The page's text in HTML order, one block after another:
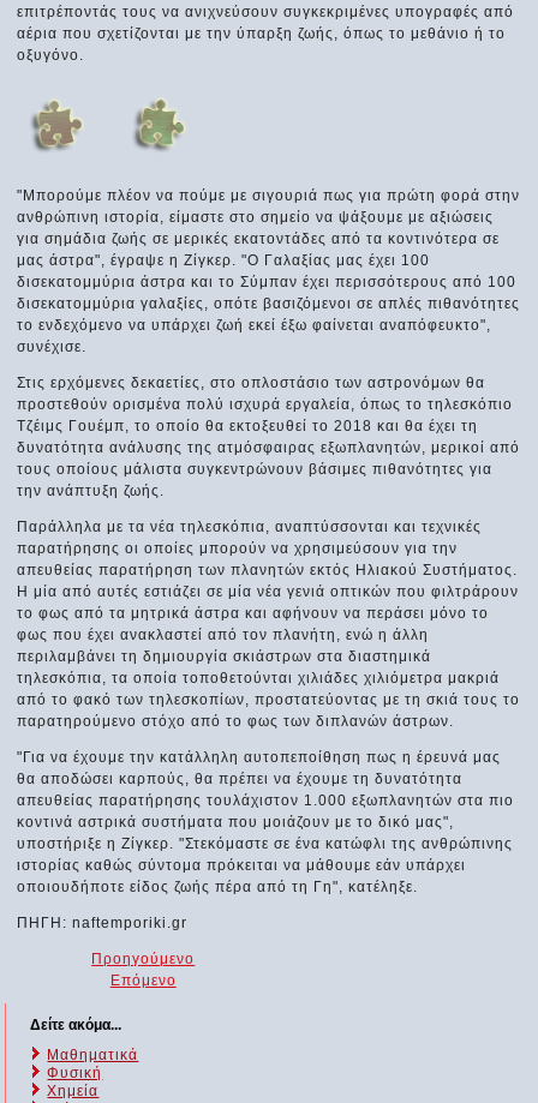
επιτρέποντάς τους να ανιχνεύσουν συγκεκριμένες υπογραφές από
αέρια που σχετίζονται με την ύπαρξη ζωής, όπως το μεθάνιο ή το
οξυγόνο.
"Μπορούμε πλέον να πούμε με σιγουριά πως για πρώτη φορά στην
ανθρώπινη ιστορία, είμαστε στο σημείο να ψάξουμε με αξιώσεις
για σημάδια ζωής σε μερικές εκατοντάδες από τα κοντινότερα σε
μας άστρα", έγραψε η Ζίγκερ. "Ο Γαλαξίας μας έχει 100
δισεκατομμύρια άστρα και το Σύμπαν έχει περισσότερους από 100
δισεκατομμύρια γαλαξίες, οπότε βασιζόμενοι σε απλές πιθανότητες
το ενδεχόμενο να υπάρχει ζωή εκεί έξω φαίνεται αναπόφευκτο",
συνέχισε.
Στις ερχόμενες δεκαετίες, στο οπλοστάσιο των αστρονόμων θα
προστεθούν ορισμένα πολύ ισχυρά εργαλεία, όπως το τηλεσκόπιο
Τζέιμς Γουέμπ, το οποίο θα εκτοξευθεί το 2018 και θα έχει τη
δυνατότητα ανάλυσης της ατμόσφαιρας εξωπλανητών, μερικοί από
τους οποίους μάλιστα συγκεντρώνουν βάσιμες πιθανότητες για
την ανάπτυξη ζωής.
Παράλληλα με τα νέα τηλεσκόπια, αναπτύσσονται και τεχνικές
παρατήρησης οι οποίες μπορούν να χρησιμεύσουν για την
απευθείας παρατήρηση των πλανητών εκτός Ηλιακού Συστήματος.
Η μία από αυτές εστιάζει σε μία νέα γενιά οπτικών που φιλτράρουν
το φως από τα μητρικά άστρα και αφήνουν να περάσει μόνο το
φως που έχει ανακλαστεί από τον πλανήτη, ενώ η άλλη
περιλαμβάνει τη δημιουργία σκιάστρων στα διαστημικά
τηλεσκόπια, τα οποία τοποθετούνται χιλιάδες χιλιόμετρα μακριά
από το φακό των τηλεσκοπίων, προστατεύοντας με τη σκιά τους το
παρατηρούμενο στόχο από το φως των διπλανών άστρων.
"Για να έχουμε την κατάλληλη αυτοπεποίθηση πως η έρευνά μας
θα αποδώσει καρπούς, θα πρέπει να έχουμε τη δυνατότητα
απευθείας παρατήρησης τουλάχιστον 1.000 εξωπλανητών στα πιο
κοντινά αστρικά συστήματα που μοιάζουν με το δικό μας",
υποστήριξε η Ζίγκερ. "Στεκόμαστε σε ένα κατώφλι της ανθρώπινης
ιστορίας καθώς σύντομα πρόκειται να μάθουμε εάν υπάρχει
οποιουδήποτε είδος ζωής πέρα από τη Γη", κατέληξε.
ΠΗΓΗ: naftemporiki.gr
Προηγούμενο
Επόμενο
Δείτε ακόμα...
Μαθηματικά
Φυσική
Χημεία